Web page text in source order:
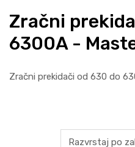
Zračni
6300A -
Zračni prekidači od 630 do